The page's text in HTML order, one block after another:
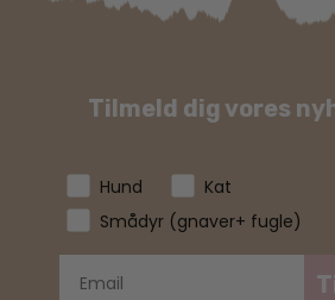
Tilmeld dig vores
Hund
Kat
Smådyr (gnaver+ fugle)